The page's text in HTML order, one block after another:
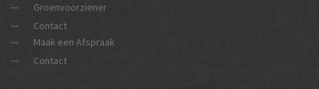
Groenvoorziener
Contact
Maak een Afspraak
Contact